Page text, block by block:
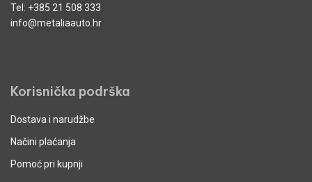
Tel: +385 21 508 333
info@metaliaauto.hr
Korisnička podrška
Dostava i narudžbe
Načini plaćanja
Pomoć pri kupnji